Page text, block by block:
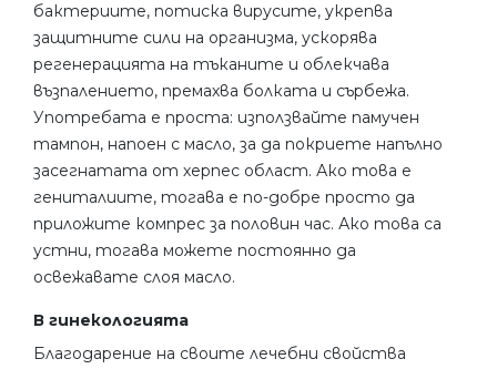
бактериите, потиска вирусите, укрепва
защитните сили на организма, ускорява
регенерацията на тъканите и облекчава
възпалението, премахва болката и сърбежа.
Употребата е проста: използвайте памучен
тампон, напоен с масло, за да покриете напълно
засегнатата от херпес област. Ако това е
гениталиите, тогава е по-добре просто да
приложите компрес за половин час. Ако това са
устни, тогава можете постоянно да
освежавате слоя масло.
В гинекологията
Благодарение на своите лечебни свойства